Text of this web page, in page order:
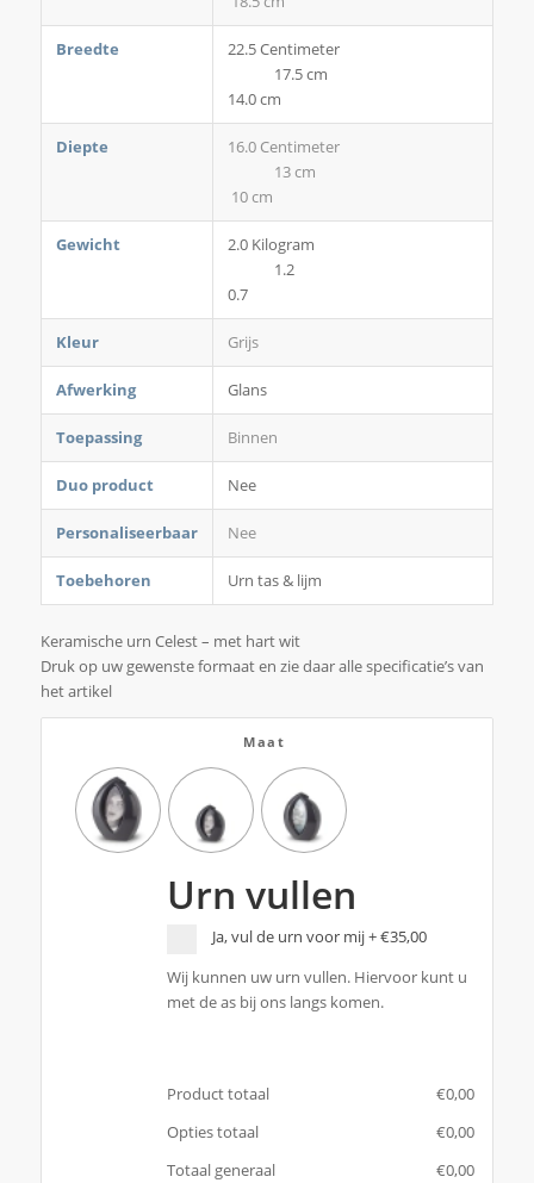
Breedte
22.5 Centimeter
17.5 cm
14.0 cm
Diepte
16.0 Centimeter
13 cm
10 cm
Gewicht
2.0 Kilogram
1.2
0.7
Kleur Grijs
Afwerking Glans
Toepassing Binnen
Duo product Nee
Personaliseerbaar Nee
Toebehoren Urn tas & lijm
Keramische urn Celest – met hart wit
Druk op uw gewenste formaat en zie daar alle specificatie’s van
het artikel
Maat
Urn vullen
Ja, vul de urn voor mij+€35,00
Wij kunnen uw urn vullen. Hiervoor kunt u
met de as bij ons langs komen.
Product totaal €‎0,00
Opties totaal
€‎0,00
Totaal generaal
€‎0,00